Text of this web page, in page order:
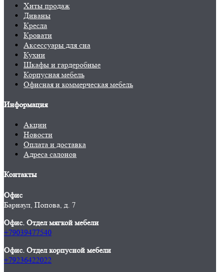
Хиты продаж
Диваны
Кресла
Кровати
Аксессуары для сна
Кухни
Шкафы и гардеробные
Корпусная мебель
Офисная и коммерческая мебель
Информация
Акции
Новости
Оплата и доставка
Адреса салонов
Контакты
Офис
Барнаул, Попова, д. 7
Офис. Отдел мягкой мебели
+79039477540
Офис. Отдел корпусной мебели
+79236422022